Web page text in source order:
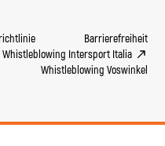
Barrierefreiheit
Whistleblowing Intersport Italia
Whistleblowing Voswinkel